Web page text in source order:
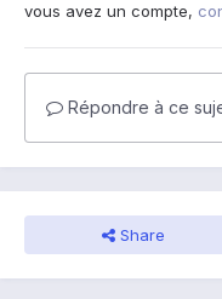
vous avez un compte,
Répondre à ce
Share